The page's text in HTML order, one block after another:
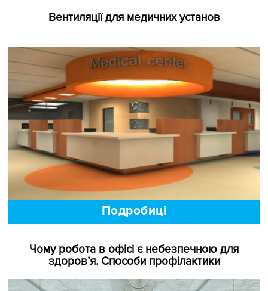
Вентиляції для медичних установ
Подробиці